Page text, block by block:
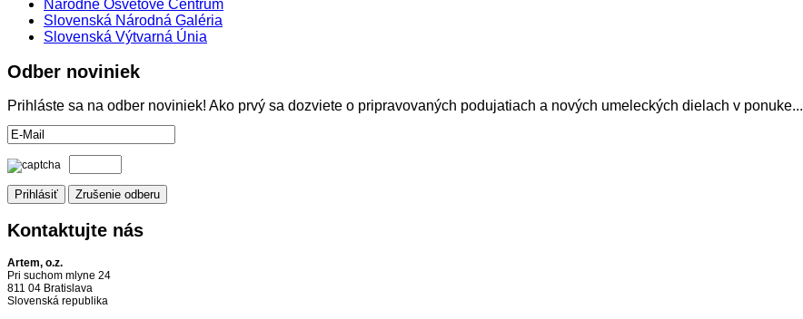
Národné Osvetové Centrum
Slovenská Národná Galéria
Slovenská Výtvarná Únia
Odber noviniek
Prihláste sa na odber noviniek! Ako prvý sa dozviete o pripravovaných podujatiach a nových umeleckých dielach v ponuke...
Kontaktujte nás
Artem, o.z.
Pri suchom mlyne 24
811 04 Bratislava
Slovenská republika